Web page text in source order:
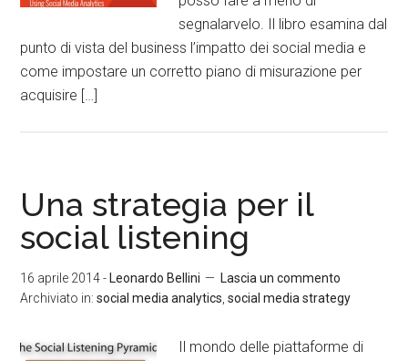
segnalarvelo. Il libro esamina dal
punto di vista del business l’impatto dei social media e
come impostare un corretto piano di misurazione per
acquisire […]
Una strategia per il
social listening
16 aprile 2014- Leonardo Bellini
Lascia un commento
Archiviato in:social media analytics ,social media strategy
Il mondo delle piattaforme di